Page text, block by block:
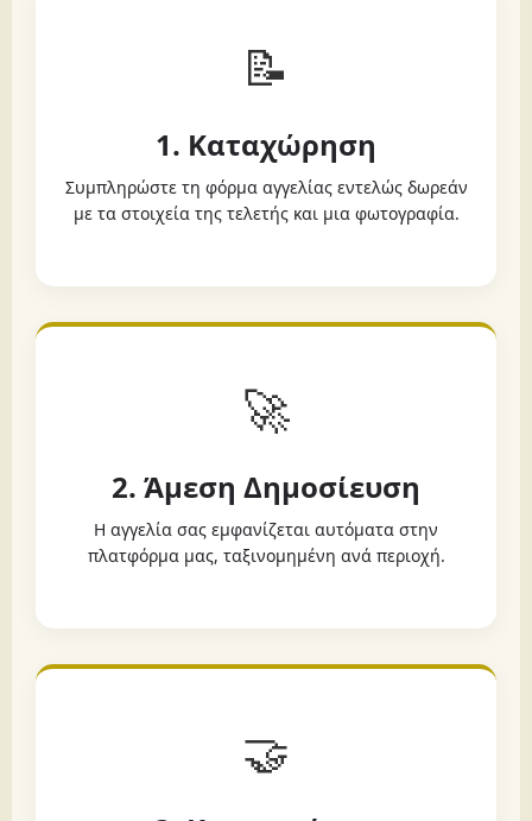
📝
1. Καταχώρηση
Συμπληρώστε τη φόρμα αγγελίας εντελώς δωρεάν
με τα στοιχεία της τελετής και μια φωτογραφία.
🚀
2. Άμεση Δημοσίευση
Η αγγελία σας εμφανίζεται αυτόματα στην
πλατφόρμα μας, ταξινομημένη ανά περιοχή.
🤝